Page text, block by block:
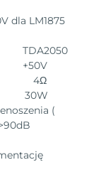
dla LM1875
+50V
4Ω
(